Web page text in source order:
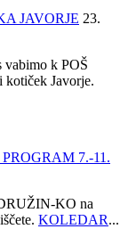
JAVORJE 23.
vabimo k POŠ
kotiček Javorje.
7.-11.
KO na
KOLEDAR...